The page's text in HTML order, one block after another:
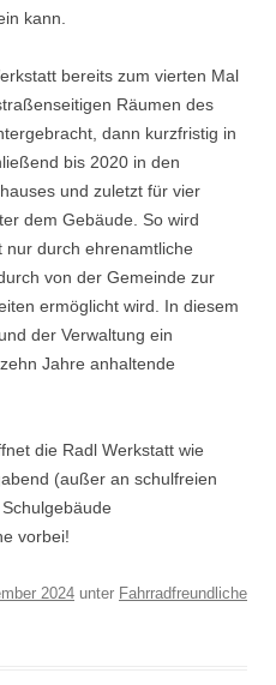
kann.
bereits zum vierten Mal
Räumen des
dann kurzfristig in
bis 2020 in den
und zuletzt für vier
dem Gebäude. So wird
nur durch ehrenamtliche
von der Gemeinde zur
ermöglicht wird. In diesem
der Verwaltung ein
Jahre anhaltende
die Radl Werkstatt wie
(außer an schulfreien
vorbei!
2024 unter Fahrradfreundliche